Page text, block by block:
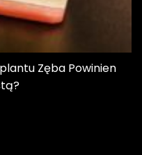
Zęba Powinien